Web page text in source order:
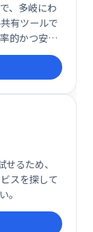
、多岐にわ
有ツールで
的かつ安全
だきたいサ
るため、
スを探して
。